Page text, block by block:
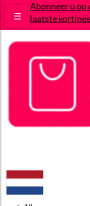
Abonneer u op
laatste
☰